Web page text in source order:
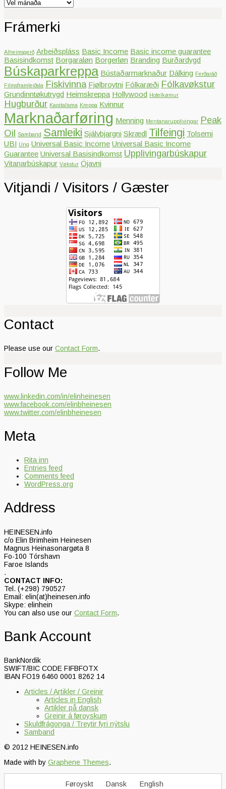
Frámerki
Alheimsgerð Arbeiðspláss Basic Income Basic income guarantee
Basisindkomst Borgaraløn Borgerløn Branding Burðardygd
Búskaparkreppa Bústaðarmarknaður Dálking Ferðaráð
Filmsframleiðsla Fiskivinna Fjølbroytni Fólkaræði Fólkavøkstur
Grundinntøkutrygd Heimskreppa Hollywood Hotelkømur
Hugburður Kapitalisma Kreppa Kvinnur
Marknaðarføring Menning Mentanarupplivingar Peak
Oil Samband Samleiki Sjálvbjargni Skrædl Tilfeingi Tolsemi
UBI Ung Universal Basic Income Universal Basic Income
Guarantee Universal Basisindkomst Upplivingarbúskapur
Vitanarbúskapur Vøkstur Ójavni
Vitjandi / Visitors / Gæster
Contact
Please use our Contact Form.
Follow Me
www.linkedin.com/in/elinheinesen
www.facebook.com/elinbheinesen
www.twitter.com/elinbheinesen
Meta
Rita inn
Entries feed
Comments feed
WordPress.org
Address
HEINESEN.info
c/o Elin Brimheim Heinesen
Magnus Heinasonargøta 8
Fo-100 Tórshavn
Faroe Islands
.
CONTACT INFO:
Tel. (+298) 790527
Email: elin(at)heinesen.info
Skype: elinhein
You can also use our Contact Form.
Bank Account
BankNordik
SWIFT/BIC CODE FIFBFOTX
IBAN FO19 6460 0001 8262 14
Articles / Artikler / Greinir
Articles in English
Artikler på dansk
Greinir á føroyskum
Skuldfrágonga / Treytir fyri nýtslu
Samband
© 2012 HEINESEN.info
Made with by Graphene Themes.
Føroyskt Dansk English